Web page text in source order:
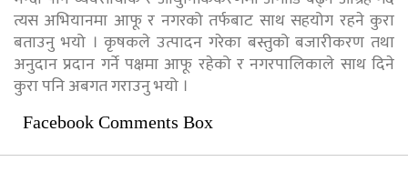
त्यस अभियानमा आफू र नगरको तर्फबाट साथ सहयोग रहने कुरा
बताउनु भयो । कृषकले उत्पादन गरेका बस्तुको बजारीकरण तथा
अनुदान प्रदान गर्ने पक्षमा आफू रहेको र नगरपालिकाले साथ दिने
कुरा पनि अबगत गराउनु भयो ।
Facebook Comments Box